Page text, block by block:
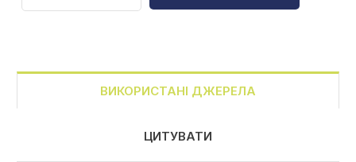
ВИКОРИСТАНІ ДЖЕРЕЛА
ЦИТУВАТИ